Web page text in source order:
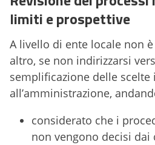
limiti e prospettive
A livello di ente locale non
altro, se non indirizzarsi
semplificazione delle scelte
all’amministrazione,
considerato che i
non vengono decisi